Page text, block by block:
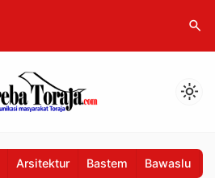
search
light_mode
Arsitektur Bastem Bawaslu